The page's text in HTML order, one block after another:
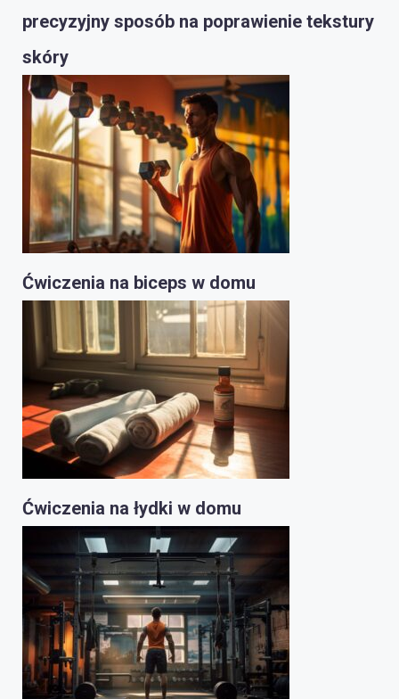
precyzyjny sposób na poprawienie tekstury
skóry
Ćwiczenia na biceps w domu
Ćwiczenia na łydki w domu